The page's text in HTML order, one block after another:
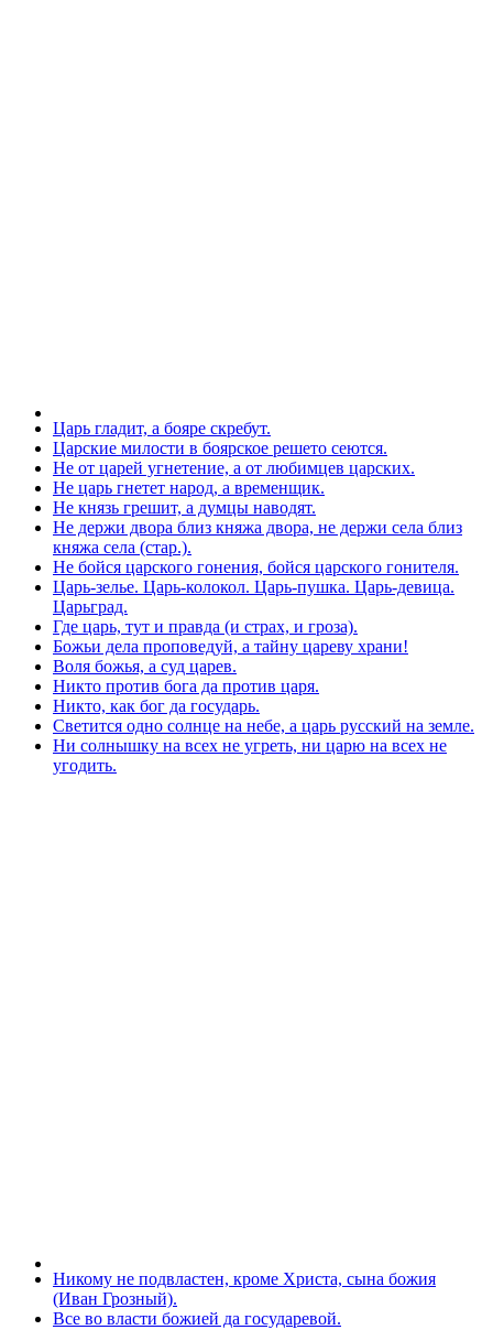
Царь гладит, а бояре скребут.
Царские милости в боярское решето сеются.
Не от царей угнетение, а от любимцев царских.
Не царь гнетет народ, а временщик.
Не князь грешит, а думцы наводят.
Не держи двора близ княжа двора, не держи села близ
княжа села (стар.).
Не бойся царского гонения, бойся царского гонителя.
Царь-зелье. Царь-колокол. Царь-пушка. Царь-девица.
Царьград.
Где царь, тут и правда (и страх, и гроза).
Божьи дела проповедуй, а тайну цареву храни!
Воля божья, а суд царев.
Никто против бога да против царя.
Никто, как бог да государь.
Светится одно солнце на небе, а царь русский на земле.
Ни солнышку на всех не угреть, ни царю на всех не
угодить.
Никому не подвластен, кроме Христа, сына божия
(Иван Грозный).
Все во власти божией да государевой.